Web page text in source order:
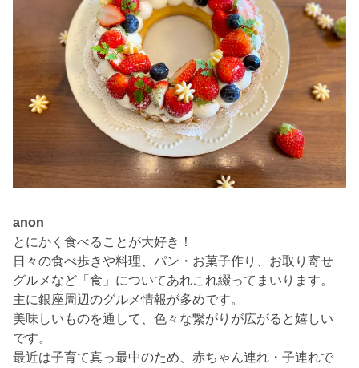
anon
とにかく食べることが大好き！
日々の食べ歩きや料理、パン・お菓子作り、お取り寄せ
グルメなど「食」についてあれこれ綴ってまいります。
主に銀座周辺のグルメ情報が多めです。
美味しいものを通して、色々な繋がりが広がると嬉しい
です。
最近は子育て真っ最中のため、赤ちゃん連れ・子連れで